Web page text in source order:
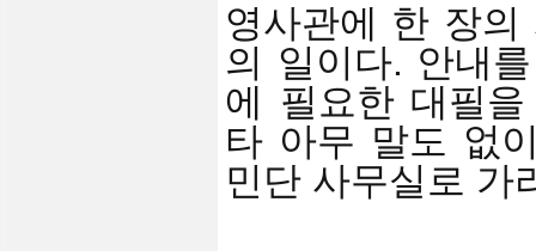
영사관에 한 장
의 일이다. 안내
에 필요한 대필
타 아무 말도 없
민단 사무실로 가